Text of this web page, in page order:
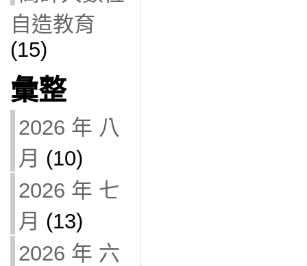
自造教育
(15)
彙整
2026 年 八
月 (10)
2026 年 七
月 (13)
2026 年 六